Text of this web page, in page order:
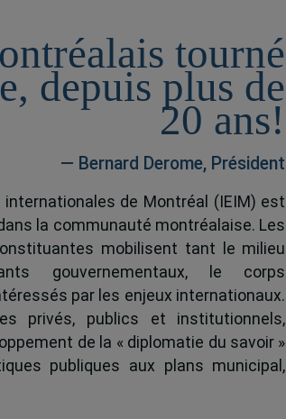
tourné
depuis plus de
20 ans!
— Bernard Derome, Président
internationales de Montréal (IEIM) est
la communauté montréalaise. Les
mobilisent tant le milieu
gouvernementaux, le corps
par les enjeux internationaux.
privés, publics et institutionnels,
de la « diplomatie du savoir »
publiques aux plans municipal,